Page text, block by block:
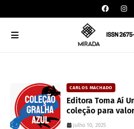
CARLOS MACHADO
Editora Toma Aí
coleção para
paranaense
julho 10, 2025